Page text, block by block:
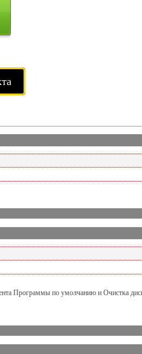
Программы по умолчанию и Очистка